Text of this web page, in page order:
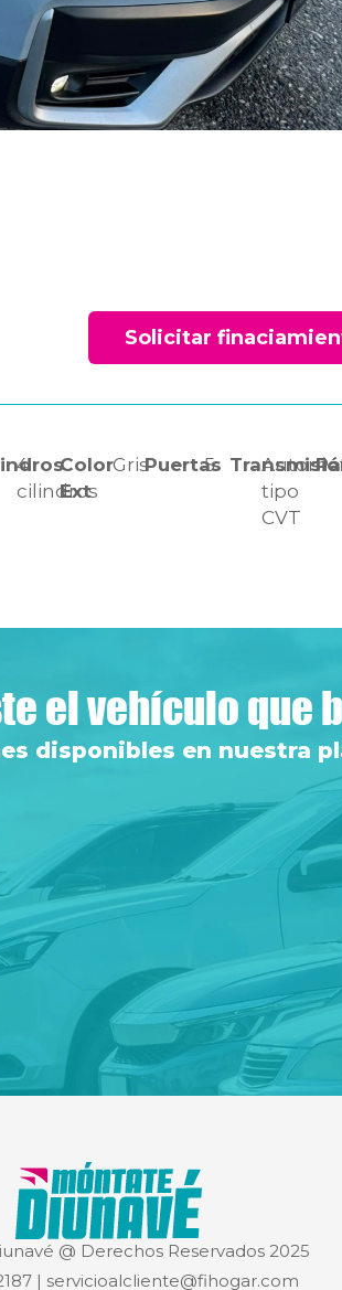
Solicitar
4
cilindros
Color
Ext
GrisPuertas
5
tipo
CVT
el vehículo que
disponibles en nuestra
@ Derechos Reservados 2025
| servicioalcliente@fihogar.com